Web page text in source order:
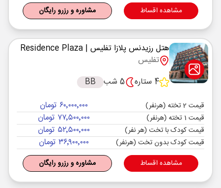
مشاهده اقساط مشاوره و رزرو رایگان
هتل رزیدنس پلازا تفلیس | Residence Plaza
تفلیس
4 ستاره
5 شب BB
قیمت 2 تخته (هرنفر) ۶۰٬۰۰۰٬۰۰۰ تومان
قیمت 1 تخته (هرنفر) ۷۷٬۵۰۰٬۰۰۰ تومان
قیمت کودک با تخت (هر نفر) ۵۲٬۵۰۰٬۰۰۰ تومان
قیمت کودک بدون تخت (هرنفر) ۳۶٬۹۰۰٬۰۰۰ تومان
مشاهده اقساط مشاوره و رزرو رایگان